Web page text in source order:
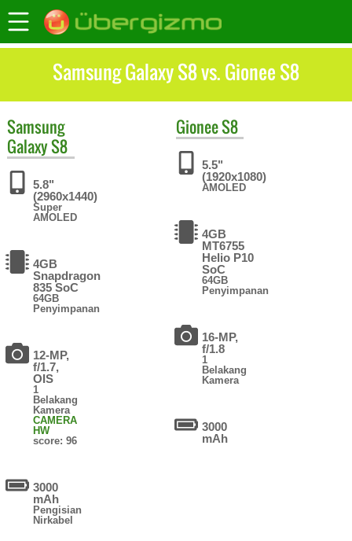
Samsung Galaxy S8 vs. Gionee S8
Samsung
Galaxy S8
5.8"
(2960x1440)
Super
AMOLED
4GB
Snapdragon
835 SoC
64GB
Penyimpanan
12-MP,
f/1.7,
OIS
1
Belakang
Kamera
CAMERA
HW
score: 96
3000
mAh
Pengisian
Nirkabel
GioneeS8
5.5"
(1920x1080)
AMOLED
4GB
MT6755
Helio P10
SoC
64GB
Penyimpanan
16-MP,
f/1.8
1
Belakang
Kamera
3000
mAh